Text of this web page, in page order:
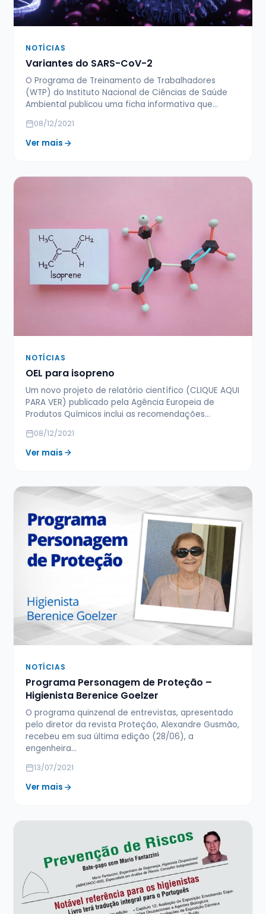
NOTÍCIAS
Variantes do SARS-CoV-2
O Programa de Treinamento de Trabalhadores
(WTP) do Instituto Nacional de Ciências de Saúde
Ambiental publicou uma ficha informativa que…
08/12/2021
Ver mais
NOTÍCIAS
OEL para isopreno
Um novo projeto de relatório científico (CLIQUE AQUI
PARA VER) publicado pela Agência Europeia de
Produtos Químicos inclui as recomendações…
08/12/2021
Ver mais
NOTÍCIAS
Programa Personagem de Proteção –
Higienista Berenice Goelzer
O programa quinzenal de entrevistas, apresentado
pelo diretor da revista Proteção, Alexandre Gusmão,
recebeu em sua última edição (28/06), a
engenheira…
13/07/2021
Ver mais